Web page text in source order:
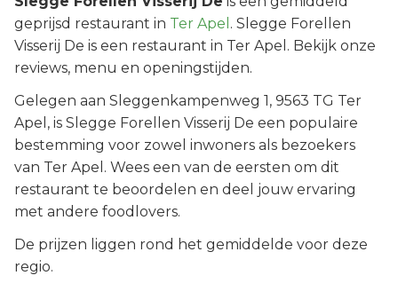
geprijsd restaurant in Ter Apel . Slegge Forellen
Visserij De is een restaurant in Ter Apel. Bekijk onze
reviews, menu en openingstijden.
Gelegen aan Sleggenkampenweg 1, 9563 TG Ter
Apel , is Slegge Forellen Visserij De een populaire
bestemming voor zowel inwoners als bezoekers
van Ter Apel . Wees een van de eersten om dit
restaurant te beoordelen en deel jouw ervaring
met andere foodlovers.
De prijzen liggen rond het gemiddelde voor deze
regio.